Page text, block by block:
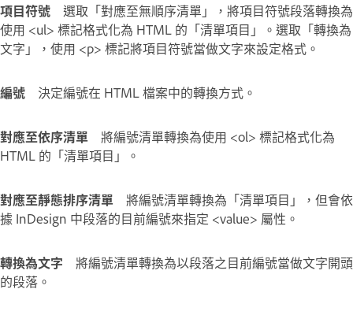
項目符號
選取「對應至無順序清單」，將項目符號段落轉換為
使用 <ul> 標記格式化為 HTML 的「清單項目」。選取「轉換為
文字」，使用 <p> 標記將項目符號當做文字來設定格式。
編號 決定編號在 HTML 檔案中的轉換方式。
對應至依序清單
將編號清單轉換為使用 <ol> 標記格式化為
HTML 的「清單項目」。
對應至靜態排序清單
將編號清單轉換為「清單項目」，但會依
據 InDesign 中段落的目前編號來指定 <value> 屬性。
轉換為文字
將編號清單轉換為以段落之目前編號當做文字開頭
的段落。